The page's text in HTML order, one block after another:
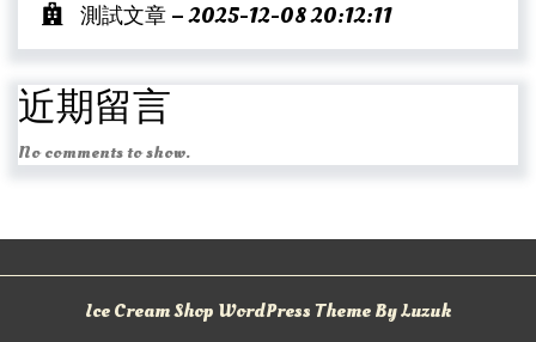
測試文章 – 2025-12-08 20:12:11
近期留言
No comments to show.
Ice Cream Shop WordPress Theme By Luzuk